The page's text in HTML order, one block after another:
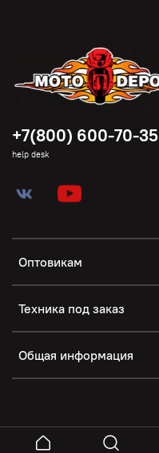
Оптовикам
Техника под заказ
Общая информация
+7(800) 600-70-35
help desk